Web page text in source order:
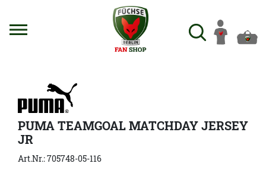
PUMA TEAMGOAL MATCHDAY JERSEY
JR
Art.Nr.: 705748-05-116